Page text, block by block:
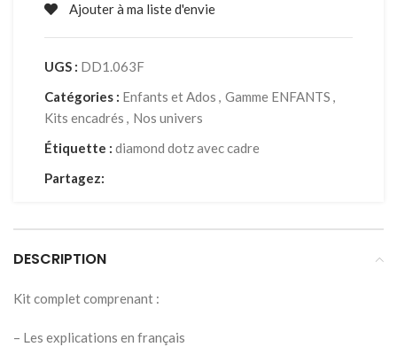
Ajouter à ma liste d'envie
UGS : DD1.063F
Catégories : Enfants et Ados , Gamme ENFANTS ,
Kits encadrés , Nos univers
Étiquette : diamond dotz avec cadre
Partagez:
DESCRIPTION
Kit complet comprenant :
– Les explications en français